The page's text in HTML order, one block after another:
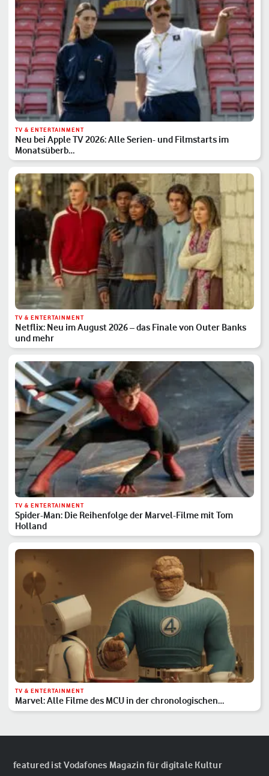
TV & ENTERTAINMENT
Neu bei Apple TV 2026: Alle Serien- und Filmstarts im
Monatsüberb…
TV & ENTERTAINMENT
Netflix: Neu im August 2026 – das Finale von Outer Banks
und mehr
TV & ENTERTAINMENT
Spider-Man: Die Reihenfolge der Marvel-Filme mit Tom
Holland
TV & ENTERTAINMENT
Marvel: Alle Filme des MCU in der chronologischen
Reihenfolge
featured ist Vodafones Magazin für digitale Kultur